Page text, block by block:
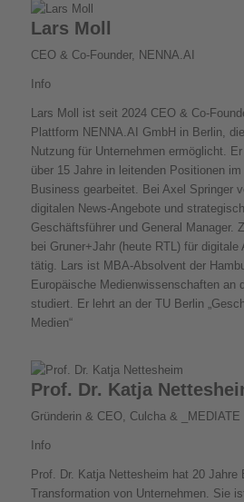
Lars Moll
CEO & Co-Founder, NENNA.AI
Info
Lars Moll ist seit 2024 CEO & Co-
Plattform NENNA.AI GmbH in Berlin,
Nutzung für Unternehmen ermöglicht.
über 15 Jahre in leitenden Positionen
Business gearbeitet. Bei Axel Springer
digitalen News-Angebote und
Geschäftsführer und General Manager.
bei Gruner+Jahr (heute RTL) für digitale
tätig. Lars ist MBA-Absolvent der
Europäische Medienwissenschaften an
studiert. Er lehrt an der TU Berlin
Medien“
Prof. Dr. Katja
Gründerin & CEO, Culcha & _MEDIATE
Info
Prof. Dr. Katja Nettesheim hat 20 Jahre
Transformation von Unternehmen. Sie